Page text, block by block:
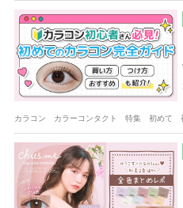
カラコン カラーコンタクト 特集 初めて